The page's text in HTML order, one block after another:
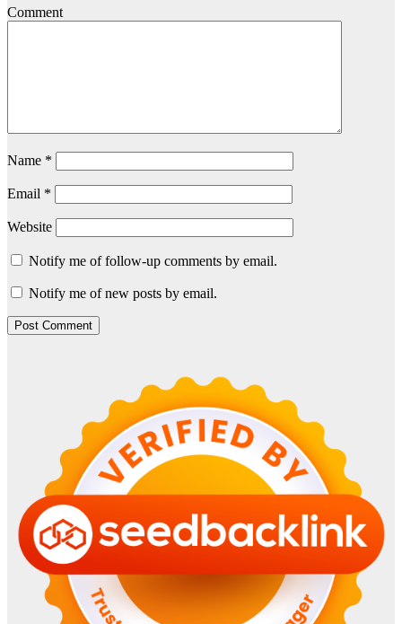
Comment
Name *
Email *
Website
Notify me of follow-up comments by email.
Notify me of new posts by email.